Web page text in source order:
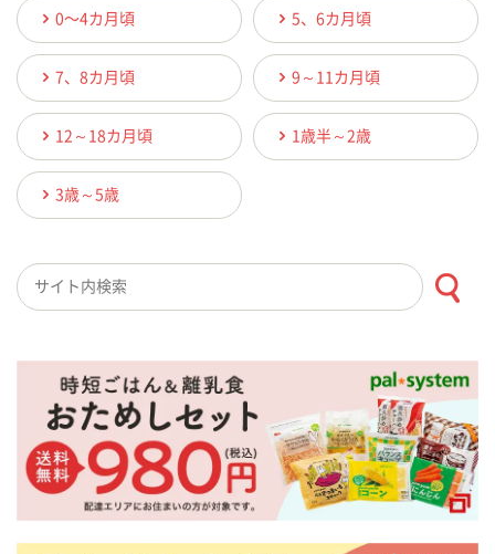
0〜4カ月頃 5、6カ月頃
7、8カ月頃 9～11カ月頃
12～18カ月頃 1歳半～2歳
3歳～5歳
検索キーワード入力